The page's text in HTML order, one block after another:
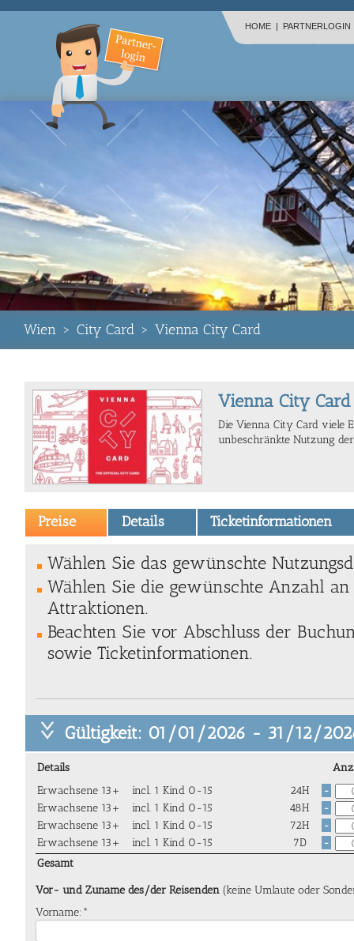
HOME | PARTNERLOGIN
Wien > City Card > Vienna City Card
Vienna City Card
Die Vienna City Card viele
unbeschränkte Nutzung
Preise Details Ticketinformationen
Wählen Sie das gewünschte
Wählen Sie die gewünschte Anzahl an
Attraktionen.
Beachten Sie vor Abschluss der
sowie Ticketinformationen.
Gültigkeit: 01/01/2026 - 31/12/
Details
Erwachsene 13+
incl. 1 Kind 0-15 24H -
Erwachsene 13+ incl. 1 Kind 0-15 48H -
Erwachsene 13+ incl. 1 Kind 0-15 72H -
Erwachsene 13+ incl. 1 Kind 0-15 7D -
Gesamt
Vor- und Zuname des/der Reisenden (keine Umlaute oder
Vorname:*